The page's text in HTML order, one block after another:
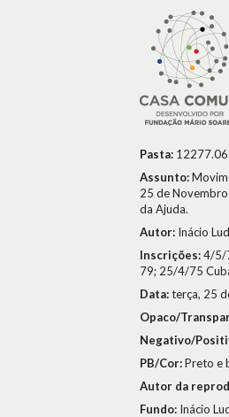
Pasta:
Assunto:
25 de
da Ajuda.
Autor: Inácio
Inscrições:4/5/
79; 25/4/75
Data:terça, 25
Opaco/
Negativo/
PB/Cor:Preto e
Autor da
Fundo: Inácio